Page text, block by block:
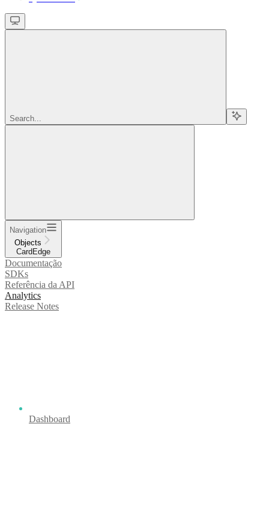
Search...
Navigation
Objects
CardEdge
Documentação
SDKs
Referência da API
Analytics
Release Notes
Dashboard